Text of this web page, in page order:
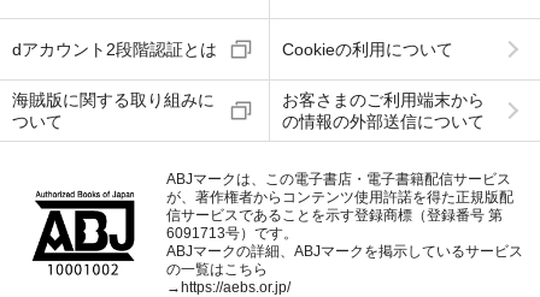
dアカウント2段階認証とは Cookieの利用について
海賊版に関する取り組みに
ついて
お客さまのご利用端末から
の情報の外部送信について
ABJマークは、この電子書店・電子書籍配信サービス
が、著作権者からコンテンツ使用許諾を得た正規版配
信サービスであることを示す登録商標（登録番号 第
6091713号）です。
ABJマークの詳細、ABJマークを掲示しているサービス
の一覧はこちら
→https://aebs.or.jp/